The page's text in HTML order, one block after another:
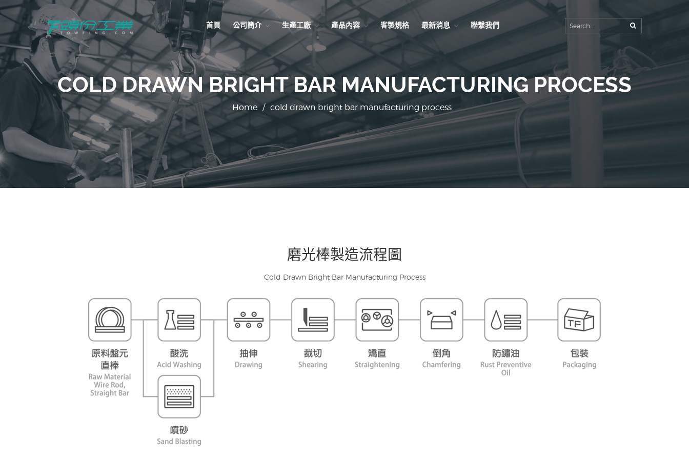
生產工廠
產品內容
TowFing
頭份工業
首頁 公司簡介 生產工廠 產品內容 客製規格 最新消息 聯繫我們
COLD DRAWN BRIGHT BAR MANUFACTURING PROCESS
Home / cold drawn bright bar manufacturing process
磨光棒製造流程圖
Cold Drawn Bright Bar Manufacturing Process